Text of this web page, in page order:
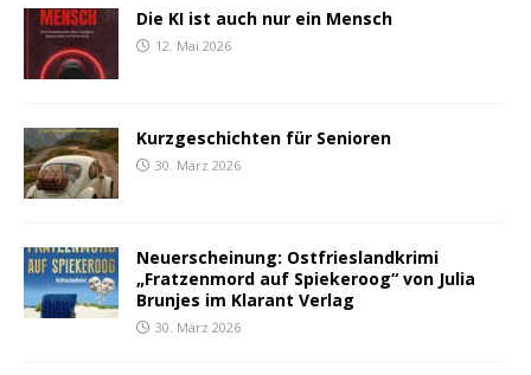
Die KI ist auch nur ein Mensch
12. Mai 2026
Kurzgeschichten für Senioren
30. März 2026
Neuerscheinung: Ostfrieslandkrimi
„Fratzenmord auf Spiekeroog“ von Julia
Brunjes im Klarant Verlag
30. März 2026